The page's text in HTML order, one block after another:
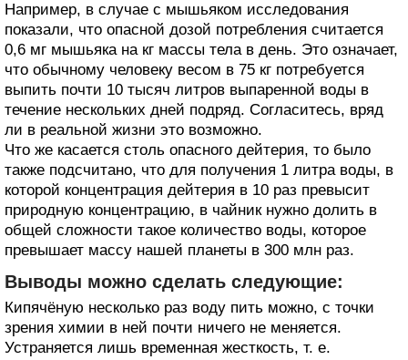
Например, в случае с мышьяком исследования
показали, что опасной дозой потребления считается
0,6 мг мышьяка на кг массы тела в день. Это означает,
что обычному человеку весом в 75 кг потребуется
выпить почти 10 тысяч литров выпаренной воды в
течение нескольких дней подряд. Согласитесь, вряд
ли в реальной жизни это возможно.
Что же касается столь опасного дейтерия, то было
также подсчитано, что для получения 1 литра воды, в
которой концентрация дейтерия в 10 раз превысит
природную концентрацию, в чайник нужно долить в
общей сложности такое количество воды, которое
превышает массу нашей планеты в 300 млн раз.
Выводы можно сделать следующие:
Кипячёную несколько раз воду пить можно, с точки
зрения химии в ней почти ничего не меняется.
Устраняется лишь временная жесткость, т. е.